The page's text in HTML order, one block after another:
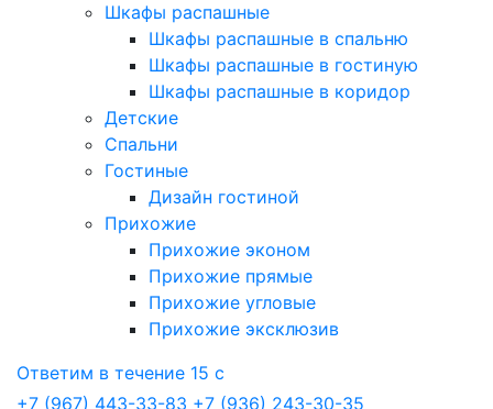
Шкафы распашные
Шкафы распашные в спальню
Шкафы распашные в гостиную
Шкафы распашные в коридор
Детские
Спальни
Гостиные
Дизайн гостиной
Прихожие
Прихожие эконом
Прихожие прямые
Прихожие угловые
Прихожие эксклюзив
Ответим в течение 15 с
+7 (967) 443-33-83 +7 (936) 243-30-35